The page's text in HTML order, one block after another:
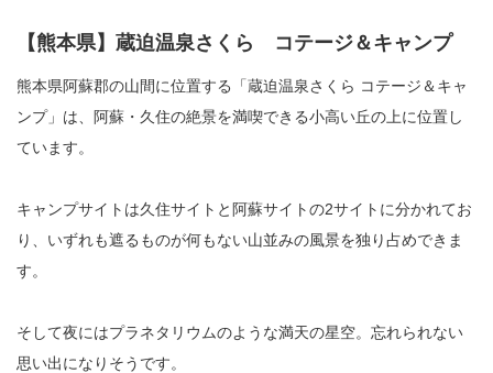
【熊本県】蔵迫温泉さくら コテージ＆キャンプ
熊本県阿蘇郡の山間に位置する「蔵迫温泉さくら コテージ＆キャ
ンプ」は、阿蘇・久住の絶景を満喫できる小高い丘の上に位置し
ています。
キャンプサイトは久住サイトと阿蘇サイトの2サイトに分かれてお
り、いずれも遮るものが何もない山並みの風景を独り占めできま
す。
そして夜にはプラネタリウムのような満天の星空。忘れられない
思い出になりそうです。